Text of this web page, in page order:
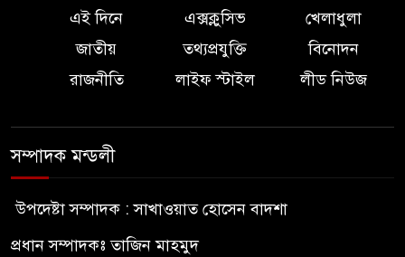
এই দিনে
এক্সক্লুসিভ
খেলাধুলা
জাতীয়
তথ্যপ্রযুক্তি
বিনোদন
রাজনীতি
লাইফ স্টাইল লীড নিউজ
সম্পাদক মন্ডলী
উপদেষ্টা সম্পাদক : সাখাওয়াত হোসেন বাদশা
প্রধান সম্পাদকঃ তাজিন মাহমুদ